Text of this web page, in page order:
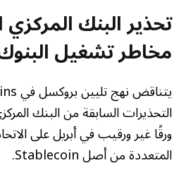
تحذير البنك
مخاطر تشغيل
التحذيرات السابقة من البنك
ورقًا غير ورقيب في أبريل على
المتعددة من أصل Stablecoin.